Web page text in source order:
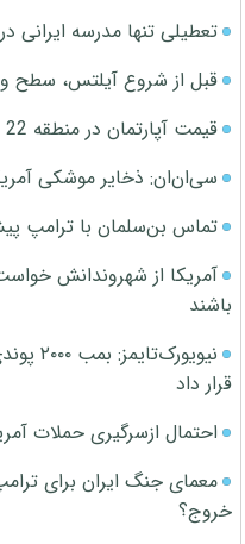
تعطیلی تنها مدرسه ایرانی
قبل از شروع آیلتس، سطح
قیمت آپارتمان در منطقه 22 تهران چقدر است؟
سی‌ان‌ان: ذخایر موشکی
تماس بن‌سلمان با ترامپ
آمریکا از شهروندانش
باشند
قرار داد
احتمال ازسرگیری حملات
معمای جنگ ایران برای
خروج؟